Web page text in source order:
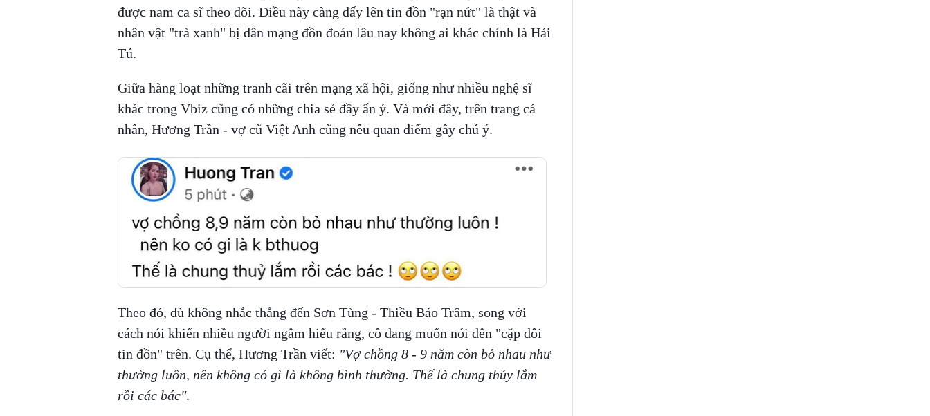
được nam ca sĩ theo dõi. Điều này càng dấy lên tin đồn "rạn nứt" là thật và
nhân vật "trà xanh" bị dân mạng đồn đoán lâu nay không ai khác chính là Hải
Tú.
Giữa hàng loạt những tranh cãi trên mạng xã hội, giống như nhiều nghệ sĩ
khác trong Vbiz cũng có những chia sẻ đầy ẩn ý. Và mới đây, trên trang cá
nhân, Hương Trần - vợ cũ Việt Anh cũng nêu quan điểm gây chú ý.
Theo đó, dù không nhắc thẳng đến Sơn Tùng - Thiều Bảo Trâm, song với
cách nói khiến nhiều người ngầm hiểu rằng, cô đang muốn nói đến "cặp đôi
tin đồn" trên. Cụ thể, Hương Trần viết: "Vợ chồng 8 - 9 năm còn bỏ nhau như
thường luôn, nên không có gì là không bình thường. Thế là chung thủy lắm
rồi các bác".